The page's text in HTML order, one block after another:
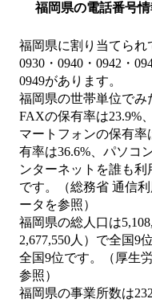
福岡県の電話番号情
福岡県に割り当てられ
0930・0940・0942・
0949があります。
福岡県の世帯単位でみ
FAXの保有率は23.9%
マートフォンの保有率
有率は36.6%、パソコ
ンターネットを誰も利
です。（総務省 通信
ータを参照）
福岡県の総人口は
2,677,550人）で全国9
全国9位です。（厚生
参照）
福岡県の事業所数は